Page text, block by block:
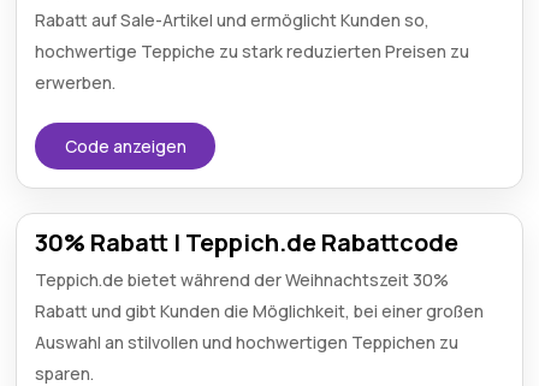
Rabatt auf Sale-Artikel und ermöglicht Kunden so,
hochwertige Teppiche zu stark reduzierten Preisen zu
erwerben.
Code anzeigen
30% Rabatt | Teppich.de Rabattcode
Teppich.de bietet während der Weihnachtszeit 30%
Rabatt und gibt Kunden die Möglichkeit, bei einer großen
Auswahl an stilvollen und hochwertigen Teppichen zu
sparen.